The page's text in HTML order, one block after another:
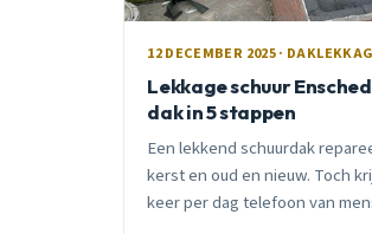
12 DECEMBER 2025 ·
Lekkage schuur
dak in 5 stappen
Een lekkend schuurdak
kerst en oud en nieuw. Toch
keer per dag telefoon van